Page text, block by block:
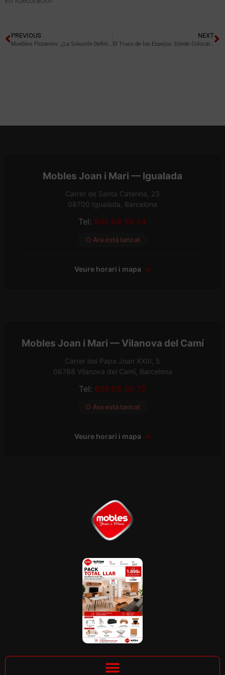
PREVIOUS
Muebles Flotantes: ¿La Solución Definitiva para la Limpieza?
NEXT
El Truco de los Espejos: Dónde Colocarlos para Duplicar tu Metraje.
Mobles Joan i Mari — Igualada
Carrer de Santa Caterina, 23
08700 Igualada, Barcelona
Tel: 938 04 59 54
○ Ara està tancat
Veure horari i mapa
Mobles Joan i Mari — Vilanova del Camí
Carrer del Papa Joan XXIII, 5
08788 Vilanova del Camí, Barcelona
Tel: 938 05 50 72
○ Ara està tancat
Veure horari i mapa